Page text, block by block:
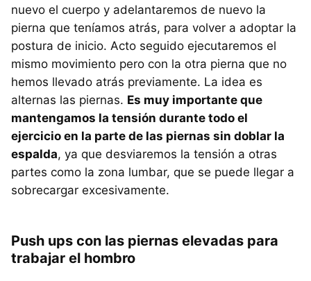
nuevo el cuerpo y adelantaremos de nuevo la
pierna que teníamos atrás, para volver a adoptar la
postura de inicio. Acto seguido ejecutaremos el
mismo movimiento pero con la otra pierna que no
hemos llevado atrás previamente. La idea es
alternas las piernas. Es muy importante que
mantengamos la tensión durante todo el
ejercicio en la parte de las piernas sin doblar la
espalda, ya que desviaremos la tensión a otras
partes como la zona lumbar, que se puede llegar a
sobrecargar excesivamente.
Push ups con las piernas elevadas para
trabajar el hombro